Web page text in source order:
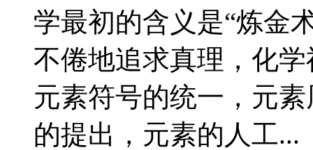
学最初的含义是“炼金
不倦地追求真理，化
元素符号的统一，元
的提出，元素的人工...